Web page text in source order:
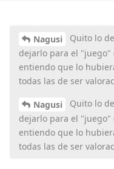
Nagusi
Quito lo
dejarlo para el "juego"
entiendo que lo
todas las de ser
Nagusi
Quito lo
dejarlo para el "juego"
entiendo que lo
todas las de ser